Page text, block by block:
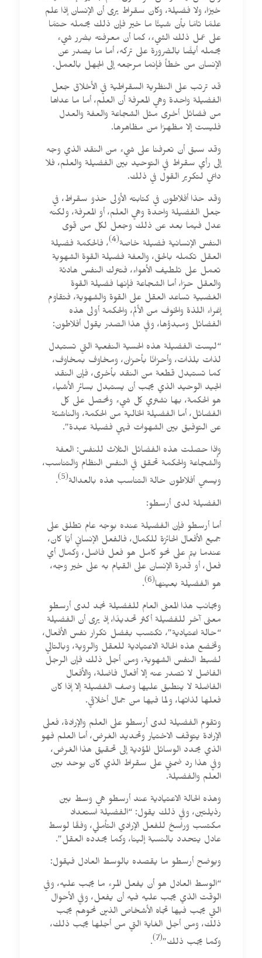
خيرًا، ولا فضيلة، وكان سقراط يرى أن الإنسان إذا علم
علمًا تامًا بأن شيئًا ما خير فإن ذلك يحمله حتمًا
على عمل ذلك الشيء، كما أن معرفته بضرر شيء
يحمله أيضًا بالضرورة على تركه، أما ما يصدر عن
الإنسان من خطأ فإنما مرجعه إلى الجهل بالعمل.
قد ترتب على النظرية السقراطية في الأخلاق جعل
الفضيلة واحدة وهي المعرفة أن العلم، أما ما عداها
من فضائل أخرى مثل الشجاعة والعفة والعدل
فليست إلا مظهرًا من مظاهرها.
وقد سبق أن تعرفنا على شيء من النقد الذي وجه
إلى رأي سقراط في التوحيد بين الفضيلة والعلم، فلا
داعي لتكرير القول في ذلك.
وقد حذا أفلاطون في كتابته الأولى حذو سقراط، في
جعل الفضيلة واحدة وهي العلم، أو المعرفة، ولكنه
عدل فيما بعد عن ذلك وجعل لكل من قوى
النفس الإنسانية فضيلة خاصة(4)
، فالحكمة فضيلة
العقل تكمله بالحق، والعفة فضيلة القوة الشهوية
تعمل على تلطيف الأهواء، فتترك النفس هادئة
والعقل حرًا، أما الشجاعة فإنها فضيلة القوة
الغضبية تساعد العقل على القوة والشهوية، فتقاوم
إغراء اللذة والخوف من الألم، والحكمة أولى هذه
الفضائل ومبدؤها، وفي هذا الصدر يقول أفلاطون:
“ليست الفضيلة هذه الحسية النفعية التي تستبدل
لذات بلذات، وأحزانًا بأحزان، ومخاوف بمخاوف،
كما تستبدل قطعة من النقد بأخرى، فإن النقد
الجيد الوحيد الذي يجب أن يستبدل بسائر الأشياء
هو الحكمة، بها نشتري كل شيء ونحصل على كل
الفضائل، أما الفضيلة الخالية من الحكمة، والناشئة
عن التوفيق بين الشهوات فهي فضيلة عبدة”.
وإذا حصلت هذه الفضائل الثلاث للنفس: العفة
والشجاعة والحكمة تحقق في النفس النظام والتناسب،
ويسمي أفلاطون حالة التناسب هذه بالعدالة(5)
.
الفضيلة لدى أرسطو:
أما أرسطو فإن الفضيلة عنده بوجه عام تطلق على
جميع الأفعال الحائزة للكمال، فالفعل الإنساني أيًا كان،
عندما يتم على نحو كامل هو فعل فاضل، وكمال أي
فعل، أو قدرة الإنسان على القيام به على خير وجه،
هو الفضيلة بعينها(6)
.
وبجانب هذا المعنى العام للفضيلة نجد لدى أرسطو
معنى آخر للفضيلة أكثر تحديدًا، إذ يرى أن الفضيلة
“حالة اعتيادية”، تكتسب بفضل تكرار نفس الأفعال،
وتخضع هذه الحالة الاعتيادية للعقل والروية، وبالتالي
لضبط النفس الشهوية، ومن أجل ذلك فإن الرجل
الفاضل لا تصدر عنه إلا أفعال فاضلة، والأفعال
الفاضلة لا ينطبق عليها وصف الفضيلة إلا إذا كان
فعلها لذاتها، ولما فيها من جمال أخلاقي.
وتقوم الفضيلة لدى أرسطو على العلم والإرادة، فعلى
الإرادة يتوقف الاختيار وتحديد الغرض، أما العلم فهو
الذي يحدد الوسائل المؤدية إلى تحقيق هذا الغرض،
وفي هذا رد ضمني على سقراط الذي كان يوحد بين
العلم والفضيلة.
وهذه الحالة الاعتيادية عند أرسطو هي وسط بين
رذيلتين، وفي ذلك يقول: “الفضيلة استعداد
مكتسب وراسخ للفعل الإرادي التأملي، وفقًا لوسط
عادل يتحدد بالنسبة إلينا، وكما يحدده العقل”.
ويوضح أرسطو ما يقصده بالوسط العادل فيقول:
“الوسط العادل هو أن يفعل المرء ما يجب عليه، وفي
الوقت الذي يجب عليه فيه أن يفعل، وفي الأحوال
التي يجب فيها تجاه الأشخاص الذين نحوهم يجب
ذلك، ومن أجل الغاية التي من أجلها يجب ذلك،
وكما يجب ذلك”(7)
.